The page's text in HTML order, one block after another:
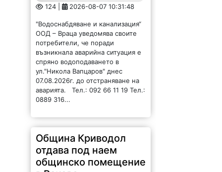
ул."Никола Вапцаров" днес
аварията. Тел.: 092 66 11 19 Тел.:
0889 316...
Община Криводол
отдава под наем
общинско помещение